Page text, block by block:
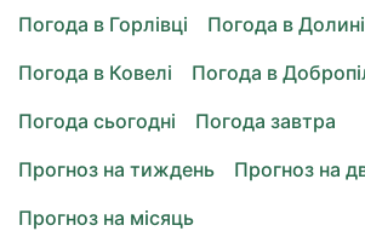
Погода в Горлівці
Погода в Долині
Погода в Ковелі
Погода в
Погода сьогодні
Погода завтра
Прогноз на тиждень
Прогноз на
Прогноз на місяць